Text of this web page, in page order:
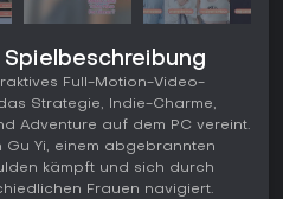
Full-Motion-Video-
Strategie, Indie-Charme,
Adventure auf dem PC vereint.
Yi, einem abgebrannten
kämpft und sich durch
Frauen navigiert.